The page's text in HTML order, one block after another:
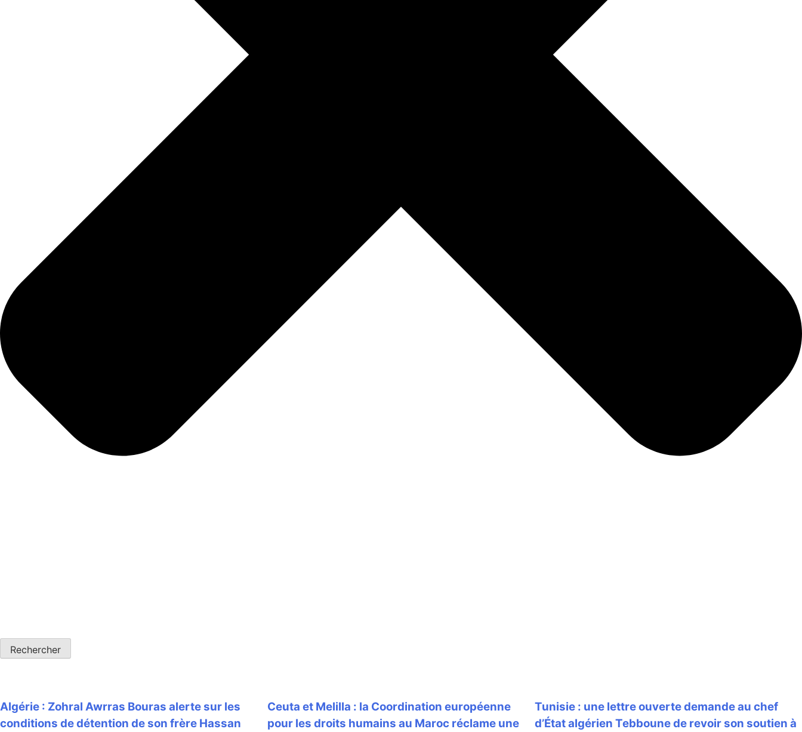
Rechercher
Algérie : Zohral Awrras Bouras alerte sur les
conditions de détention de son frère Hassan
Ceuta et Melilla : la Coordination européenne
pour les droits humains au Maroc réclame une
Tunisie : une lettre ouverte demande au chef
d’État algérien Tebboune de revoir son soutien à